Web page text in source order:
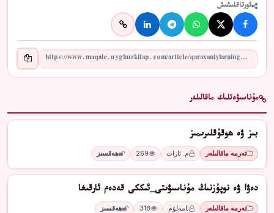
ئورتاقلىشىش
مۇناسىۋەتلىك ماقالىلەر
بىز ۋە ھوقۇقلىرىمىز
تەرمە ماقالىلەر م. ئازات 269 ھەقسىز
دەۋا ۋە نوپۇزنىڭ مۇناسىۋىتى_ئىككى قەدەم ئارقىغا
تەرمە ماقالىلەر نامەلۇم 318 ھەقسىز